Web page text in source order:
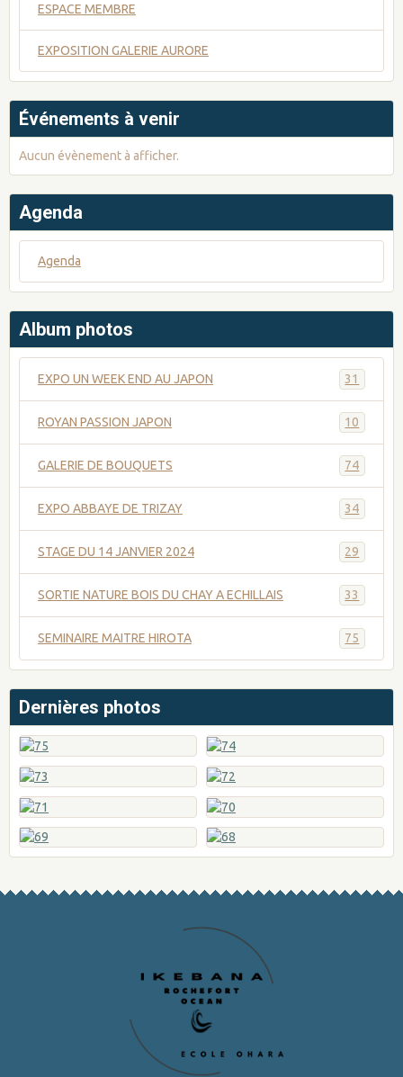
ESPACE MEMBRE
EXPOSITION GALERIE AURORE
Événements à venir
Aucun évènement à afficher.
Agenda
Agenda
Album photos
EXPO UN WEEK END AU JAPON 31
ROYAN PASSION JAPON 10
GALERIE DE BOUQUETS 74
EXPO ABBAYE DE TRIZAY 34
STAGE DU 14 JANVIER 2024 29
SORTIE NATURE BOIS DU CHAY A ECHILLAIS 33
SEMINAIRE MAITRE HIROTA 75
Dernières photos